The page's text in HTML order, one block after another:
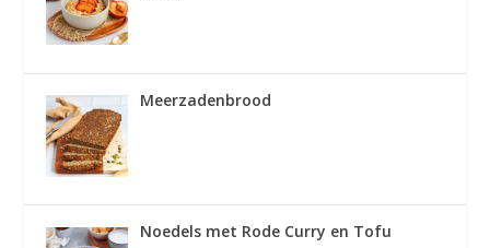
Meerzadenbrood
Noedels met Rode Curry en Tofu